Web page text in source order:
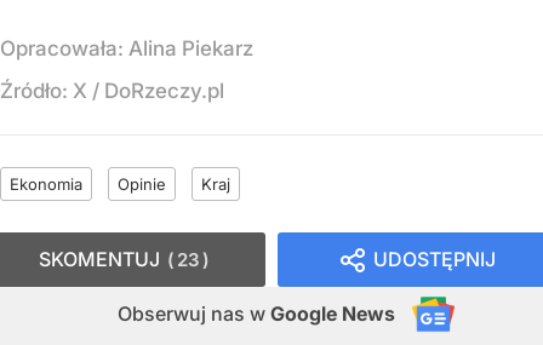
Opracowała: Alina Piekarz
Źródło: X / DoRzeczy.pl
Ekonomia Opinie Kraj
UDOSTĘPNIJ
Obserwuj nas w Google News
SKOMENTUJ 23